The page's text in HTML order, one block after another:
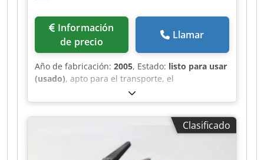
de precio
Llamar
Año de fabricación: 2005, Estado: listo para usar
(usado), apto para el transporte, el
funcionamiento cíclico, el desmolde y el soplado.
Djdoh Svyvjpfx Agkokr
Clasificado